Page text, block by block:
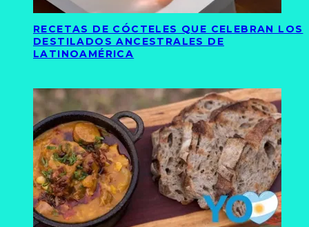
RECETAS DE CÓCTELES QUE CELEBRAN LOS
DESTILADOS ANCESTRALES DE
LATINOAMÉRICA